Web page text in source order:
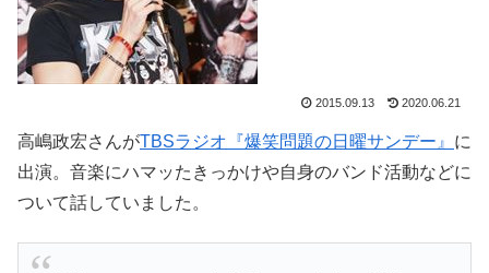
2015.09.13 2020.06.21
高嶋政宏さんがTBSラジオ『爆笑問題の日曜サンデー』 に
出演。音楽にハマッたきっかけや自身のバンド活動などに
ついて話していました。